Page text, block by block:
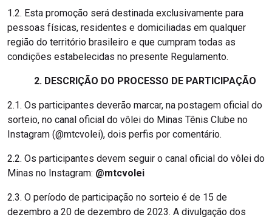
1.2. Esta promoção será destinada exclusivamente para
pessoas físicas, residentes e domiciliadas em qualquer
região do território brasileiro e que cumpram todas as
condições estabelecidas no presente Regulamento.
2. DESCRIÇÃO DO PROCESSO DE PARTICIPAÇÃO
2.1. Os participantes deverão marcar, na postagem oficial do
sorteio, no canal oficial do vôlei do Minas Tênis Clube no
Instagram (@mtcvolei), dois perfis por comentário.
2.2. Os participantes devem seguir o canal oficial do vôlei do
Minas no Instagram: @mtcvolei
2.3. O período de participação no sorteio é de 15 de
dezembro a 20 de dezembro de 2023. A divulgação dos